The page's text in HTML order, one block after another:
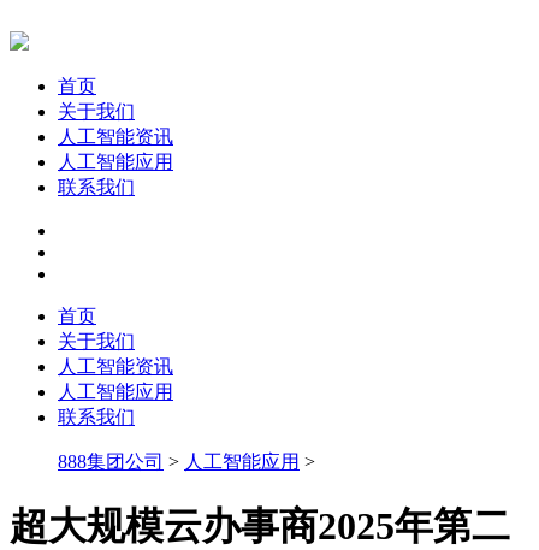
首页
关于我们
人工智能资讯
人工智能应用
联系我们
首页
关于我们
人工智能资讯
人工智能应用
联系我们
888集团公司 > 人工智能应用 >
超大规模云办事商2025年第二